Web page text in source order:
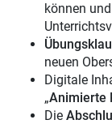
können
neuen
Digitale
„Animierte
Die